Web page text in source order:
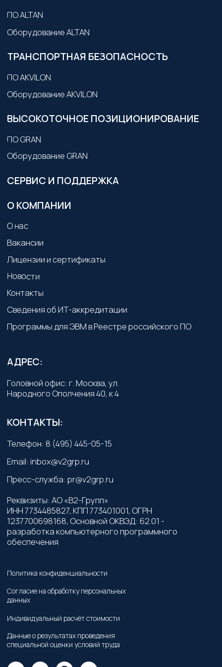
©2026, V2 GRUPP
Политика конфиденциальности
Индивидуальный расчёт стоимости
специальной оценки условий труда
1237700698168, Основной ОКВЭД: 62.01 -
разработка компьютерного программного
Email: inbox@v2grp.ru
Телефон: 8 (495) 445-05-15
Головной офис: г. Москва, ул.